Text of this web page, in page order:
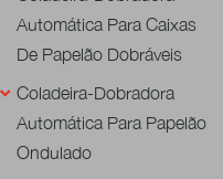
Automática Para Caixas
De Papelão Dobráveis
Coladeira-Dobradora
Automática Para Papelão
Ondulado